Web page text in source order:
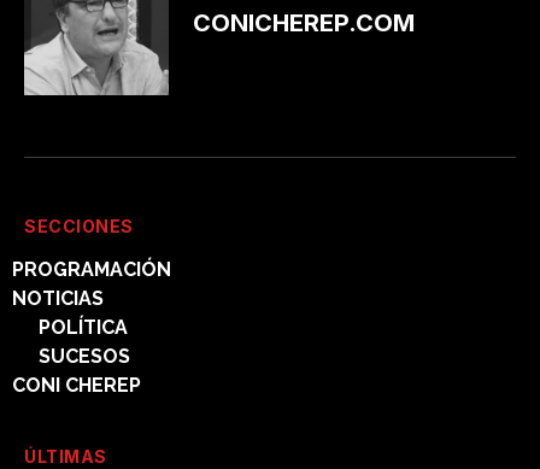
CONICHEREP.COM
SECCIONES
PROGRAMACIÓN
NOTICIAS
POLÍTICA
SUCESOS
CONI CHEREP
ÚLTIMAS